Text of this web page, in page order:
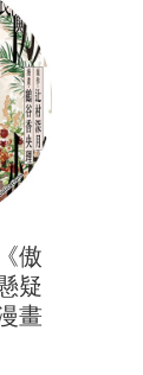
傲
疑
畫